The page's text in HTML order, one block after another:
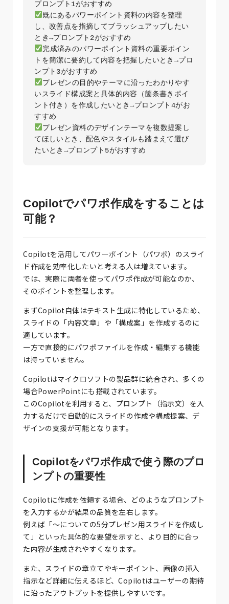
既にあるパワーポイント資料の内容を整理
し、改善点を指摘してブラッシュアップしたい
完成済みのパワーポイント資料の重要ポイン
トを簡潔に要約して内容を把握したいとき→プロ
プレゼンの目的やテーマに沿ったわかりやす
いスライド構成案と具体的内容（箇条書きポイ
ント付き）を作成したいとき→プロンプト4がお
プレゼン資料のデザインテーマを複数提案し
てほしいとき、配色やスタイルも踏まえて選び
Copilotでパワポ作成をすることは
可能？
Copilotを活用してパワーポイント（パワポ）のスライ
ド作成を効率化したいと考える人は増えています。
では、実際に両者を使ってパワポ作成が可能なのか、
そのポイントを整理します。
まずCopilot自体はテキスト生成に特化しているため、
スライドの「内容文章」や「構成案」を作成するのに
適しています。
一方で直接的にパワポファイルを作成・編集する機能
は持っていません。
Copilotはマイクロソフトの製品群に統合され、多くの
場合PowerPointにも搭載されています。
このCopilotを利用すると、プロンプト（指示文）を入
力するだけで自動的にスライドの作成や構成提案、デ
ザインの支援が可能となります。
Copilotをパワポ作成で使う際のプロ
ンプトの重要性
Copilotに作成を依頼する場合、どのようなプロンプト
を入力するかが結果の品質を左右します。
例えば「〜についての5分プレゼン用スライドを作成し
て」といった具体的な要望を示すと、より目的に合っ
た内容が生成されやすくなります。
また、スライドの章立てやキーポイント、画像の挿入
指示など詳細に伝えるほど、Copilotはユーザーの期待
に沿ったアウトプットを提供しやすいです。